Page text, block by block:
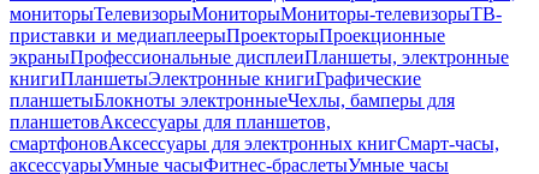
мониторыТелевизорыМониторыМониторы-телевизорыТВ-
приставки и медиаплеерыПроекторыПроекционные
экраныПрофессиональные дисплеиПланшеты, электронные
книгиПланшетыЭлектронные книгиГрафические
планшетыБлокноты электронныеЧехлы, бамперы для
планшетовАксессуары для планшетов,
смартфоновАксессуары для электронных книгСмарт-часы,
аксессуарыУмные часыФитнес-браслетыУмные часы